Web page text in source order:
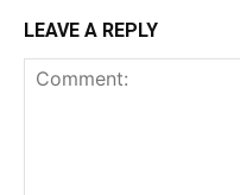
LEAVE A REPLY